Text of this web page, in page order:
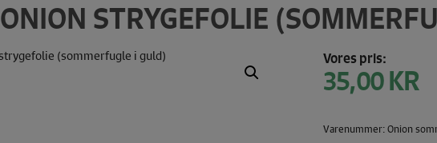
ONION STRYGEFOLIE
Vores pris:
35,00KR
Varenummer: Onion